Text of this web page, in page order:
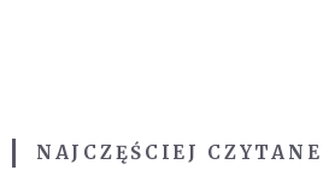
NAJCZĘŚCIEJ CZYTANE